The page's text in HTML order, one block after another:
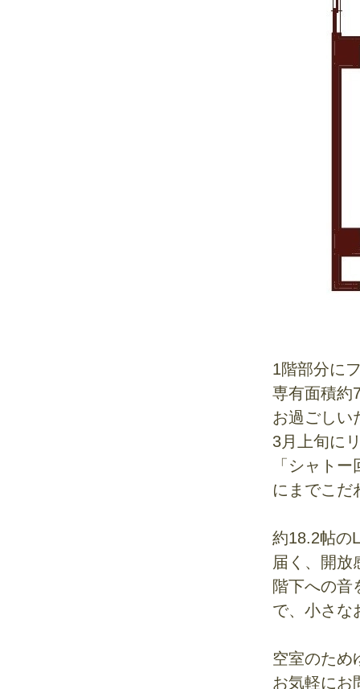
1階部分に
専有面積約
お過ごしい
3月上旬に
「シャト
にまでこだ
約18.2帖の
届く、開放
階下への音
で、小さな
空室のため
お気軽にお